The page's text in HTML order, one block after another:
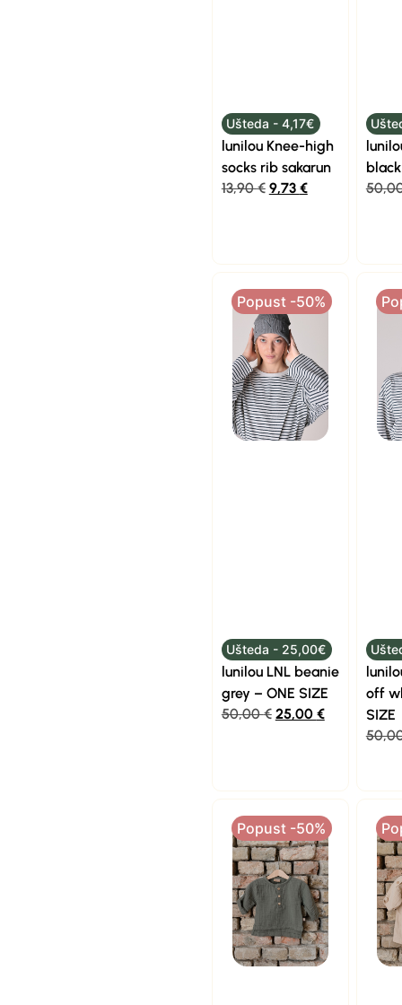
Ušteda - 4,17€
lunilou Knee-high
socks rib sakarun
13,90€ 9,73 €
Popust -50%
Ušteda - 25,00€
lunilou LNL beanie
grey – ONE SIZE
50,00€ 25,00 €
off
SIZE
Popust -50%